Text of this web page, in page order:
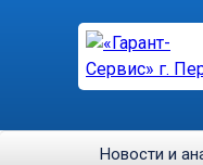
Новости и